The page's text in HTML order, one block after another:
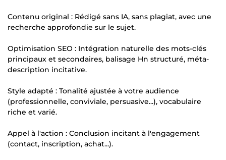
Contenu original : Rédigé sans IA, sans plagiat, avec une
recherche approfondie sur le sujet.
Optimisation SEO : Intégration naturelle des mots-clés
principaux et secondaires, balisage Hn structuré, méta-
description incitative.
Style adapté : Tonalité ajustée à votre audience
(professionnelle, conviviale, persuasive...), vocabulaire
riche et varié.
Appel à l'action : Conclusion incitant à l'engagement
(contact, inscription, achat...).